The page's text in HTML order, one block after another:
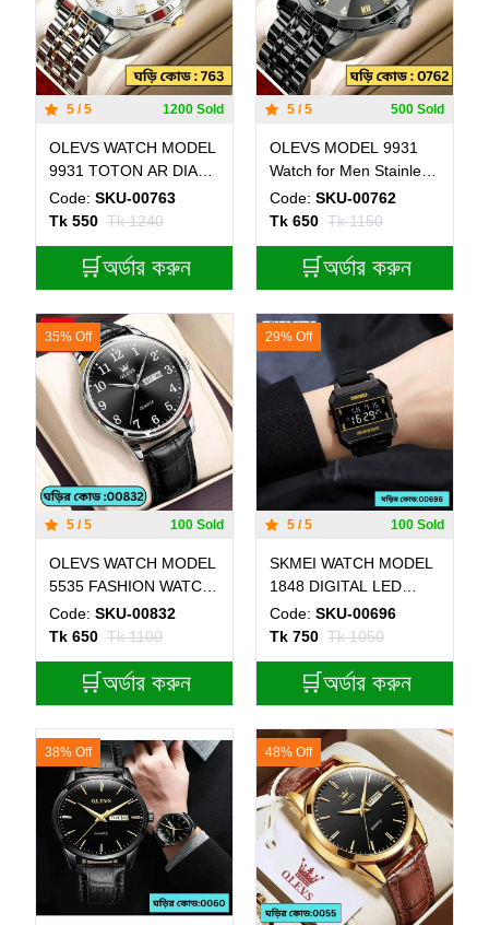
5 / 5 1200 Sold
OLEVS WATCH MODEL
9931 TOTON AR DIAL
WHITE - MAN WATCH -
LOCK PUSH - এক পিস
Code: SKU-00763
Tk 550 Tk 1240
🛒অর্ডার করুন
5 / 5 500 Sold
OLEVS MODEL 9931
Watch for Men Stainless
Steel Watches - 9931
FULL BLACK WATCH-
PUSH + এক পিস ব্যাটারি
Code: SKU-00762
Tk 650 Tk 1150
🛒অর্ডার করুন
35% Off
5 / 5 100 Sold
OLEVS WATCH MODEL
5535 FASHION WATCH
FOR MEN BELT BLACK
DIAL BLACK COLOUR
DATE OR BAR SHOHO
Code: SKU-00832
Tk 650 Tk 1100
🛒অর্ডার করুন
29% Off
5 / 5 100 Sold
SKMEI WATCH MODEL
1848 DIGITAL LED
WATCH - FULL BLACK
Code: SKU-00696
Tk 750 Tk 1050
🛒অর্ডার করুন
38% Off 48% Off